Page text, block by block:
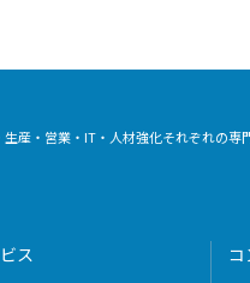
生産・営業・IT・人材強化それぞれの専
ス